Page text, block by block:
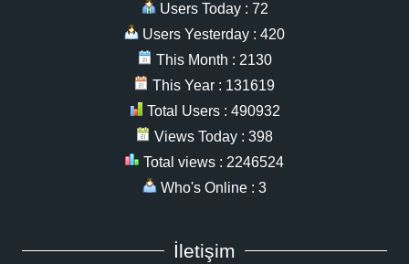
Users Today : 72
Users Yesterday : 420
This Month : 2130
This Year : 131619
Total Users : 490932
Views Today : 398
Total views : 2246524
Who's Online : 3
İletişim